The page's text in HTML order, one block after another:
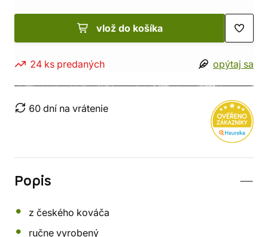
vlož do košíka
24 ks predaných opýtaj sa
60 dní na vrátenie
Popis
z českého kováča
ručne vyrobený